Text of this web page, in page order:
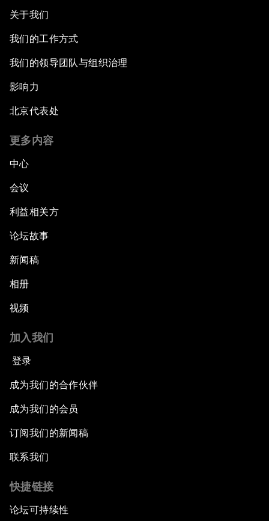
关于我们
我们的工作方式
我们的领导团队与组织治理
影响力
北京代表处
更多内容
中心
会议
利益相关方
论坛故事
新闻稿
相册
视频
加入我们
登录
成为我们的合作伙伴
成为我们的会员
订阅我们的新闻稿
联系我们
快捷链接
论坛可持续性